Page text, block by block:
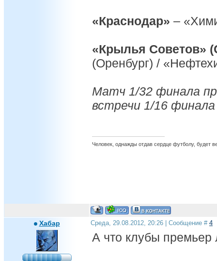
«Краснодар» –
«Крылья Советов»
(Оренбург) /
Матч 1/32 финала
встречи 1/16
Человек, однажды отдав сердце футболу, будет
Хабар Среда, 29.08.2012, 20:26 | Сообщение # 4
А что клубы премьер